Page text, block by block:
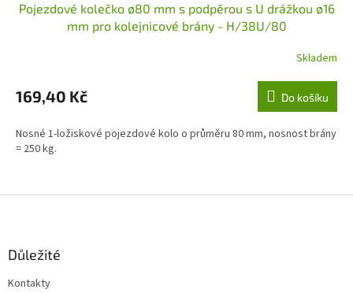
Pojezdové kolečko ø80 mm s podpěrou s U drážkou ø16
mm pro kolejnicové brány - H/38U/80
Skladem
169,40 Kč Do košíku
Nosné 1-ložiskové pojezdové kolo o průměru 80 mm, nosnost brány
= 250 kg.
Důležité
Kontakty